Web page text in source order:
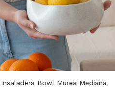
Bowl Murea Mediana